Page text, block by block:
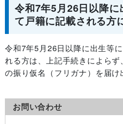
令和7年5月26日以降
て戸籍に記載される方
令和7年5月26日以降に出生等
れる方は、上記手続きによら
の振り仮名（フリガナ）を届け
お問い合わせ